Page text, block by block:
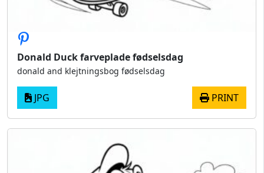
Donald Duck farveplade fødselsdag
donald and klejtningsbog fødselsdag
JPG PRINT